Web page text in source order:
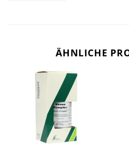
ÄHNLICHE